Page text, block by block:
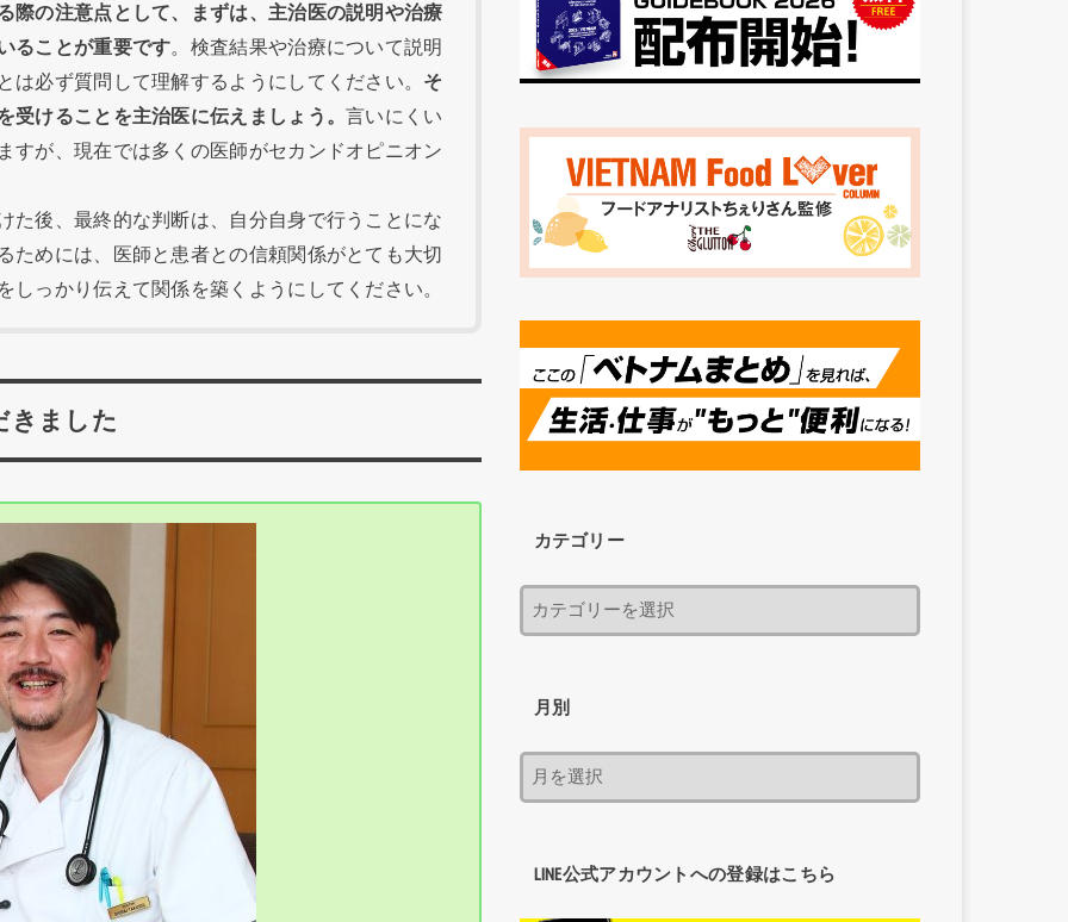
際の注意点として、まずは、主治医の説明や治療
ることが重要です。検査結果や治療について説明
は必ず質問して理解するようにしてください。 そ
受けることを主治医に伝えましょう。言いにくい
すが、現在では多くの医師がセカンドオピニオン
後、最終的な判断は、自分自身で行うことにな
ためには、医師と患者との信頼関係がとても大切
しっかり伝えて関係を築くようにしてください。
きました
カテゴリー
月別
LINE公式アカウントへの登録はこちら